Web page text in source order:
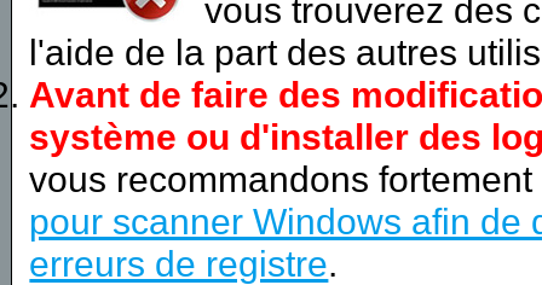
vous trouverez des
l'aide de la part des autres
Avant de faire des
système ou d'installer des
vous recommandons
pour scanner Windows afin de
erreurs de registre.